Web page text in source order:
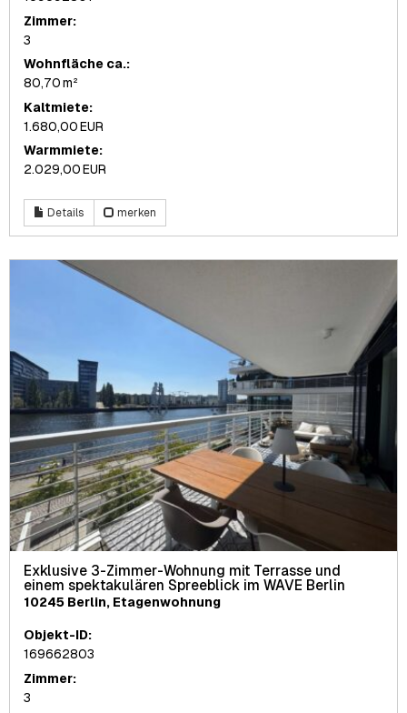
Zimmer:
3
Wohnfläche ca.:
80,70 m²
Kaltmiete:
1.680,00 EUR
Warmmiete:
2.029,00 EUR
Details merken
Exklusive 3-Zimmer-Wohnung mit Terrasse und
einem spektakulären Spreeblick im WAVE Berlin
10245 Berlin, Etagenwohnung
Objekt-ID:
169662803
Zimmer:
3